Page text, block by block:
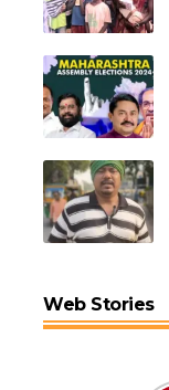
Web Stories